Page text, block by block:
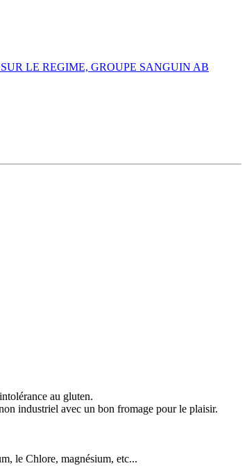
LE REGIME, GROUPE SANGUIN AB
au gluten.
industriel avec un bon fromage pour le plaisir.
le Chlore, magnésium, etc...